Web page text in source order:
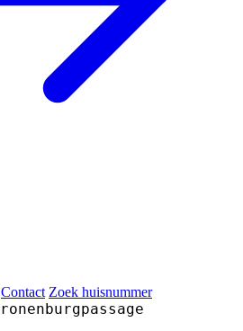
Contact Zoek huisnummer